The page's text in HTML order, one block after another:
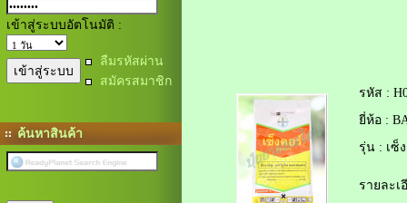
เข้าสู่ระบบอัตโนมัติ :
ลืมรหัสผ่าน
สมัครสมาชิก
ค้นหาสินค้า
รหัส :
ยี่ห้อ :
รุ่น : เซ็
รายละเ